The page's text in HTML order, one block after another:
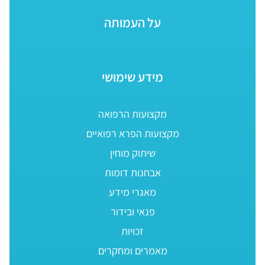
על העמותה
מידע שימושי
מקצועות הרפואה
מקצועות הפרא רפואיים
שיתוק מוחין
אבחנות דומות
מאגרי מידע
פנאי ובידור
מאמרים ומחקרים